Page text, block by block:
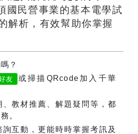
國民營事業的基本電學試
解析，有效幫助你掌握
？
友
或掃描QRcode加入千華
、教材推薦、解題疑問等，都
。
互動，更能時時掌握考訊及